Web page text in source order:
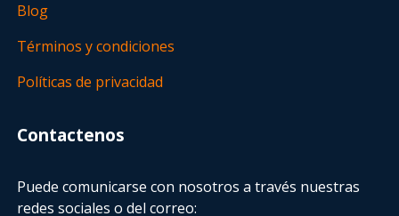
Blog
Términos y condiciones
Políticas de privacidad
Contactenos
Puede comunicarse con nosotros a través nuestras
redes sociales o del correo: